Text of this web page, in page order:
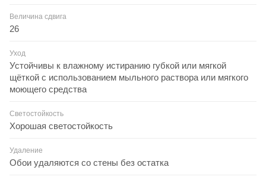
Величина сдвига
26
Уход
Устойчивы к влажному истиранию губкой или мягкой
щёткой с использованием мыльного раствора или мягкого
моющего средства
Светостойкость
Хорошая светостойкость
Удаление
Обои удаляются со стены без остатка